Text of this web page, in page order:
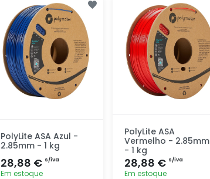
rapidamente
rapidamente
PolyLite ASA Azul -
2.85mm - 1 kg
28,88 € s/iva
Em estoque
PolyLite ASA
Vermelho - 2.85mm
- 1 kg
28,88 € s/iva
Em estoque